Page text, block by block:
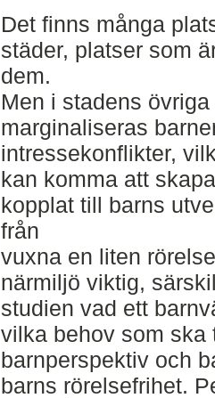
Det finns många
städer, platser som
dem.
Men i stadens
marginaliseras
intressekonflikter,
kan komma att
kopplat till barns
från
vuxna en liten
närmiljö viktig,
studien vad ett
vilka behov som ska
barnperspektiv och
barns rörelsefrihet.